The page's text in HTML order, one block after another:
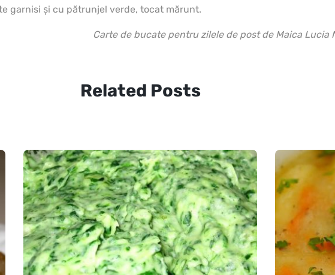
garnisi şi cu pătrunjel verde, tocat mărunt.
Carte de bucate pentru zilele de post de Maica Lucia
Related Posts